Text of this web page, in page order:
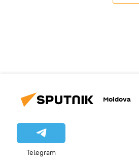
Moldova
Telegram